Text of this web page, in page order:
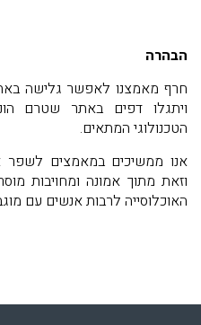
הבהרה
חרף מאמצנו לאפשר גלישה
ויתגלו דפים באתר שטרם
הטכנולוגי המתאים.
אנו ממשיכים במאמצים
וזאת מתוך אמונה ומחויבות
האוכלוסייה לרבות אנשים עם